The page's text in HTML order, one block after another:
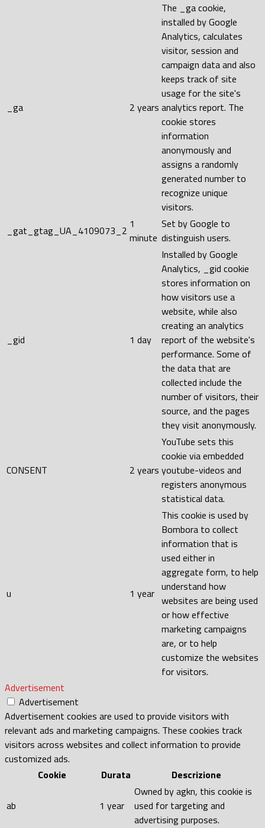
_ga 2 years
The _ga cookie,
installed by Google
Analytics, calculates
visitor, session and
campaign data and also
keeps track of site
usage for the site's
analytics report. The
cookie stores
information
anonymously and
assigns a randomly
generated number to
recognize unique
visitors.
_gat_gtag_UA_4109073_2 1
minute
Set by Google to
distinguish users.
_gid 1 day
Installed by Google
Analytics, _gid cookie
stores information on
how visitors use a
website, while also
creating an analytics
report of the website's
performance. Some of
the data that are
collected include the
number of visitors, their
source, and the pages
they visit anonymously.
CONSENT 2 years
YouTube sets this
cookie via embedded
youtube-videos and
registers anonymous
statistical data.
u 1 year
This cookie is used by
Bombora to collect
information that is
used either in
aggregate form, to help
understand how
websites are being used
or how effective
marketing campaigns
are, or to help
customize the websites
for visitors.
Advertisement
Advertisement
Advertisement cookies are used to provide visitors with
relevant ads and marketing campaigns. These cookies track
visitors across websites and collect information to provide
customized ads.
Cookie
Durata Descrizione
ab 1 year
Owned by agkn, this cookie is
used for targeting and
advertising purposes.